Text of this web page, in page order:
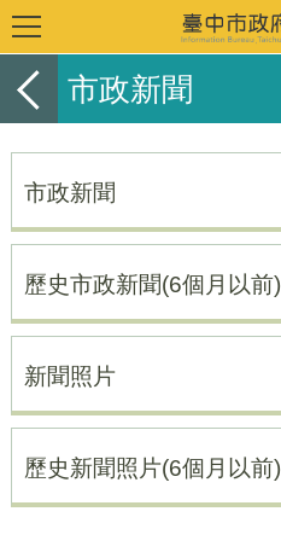
市政新聞
市政新聞
歷史市政新聞(6個月以前)
新聞照片
歷史新聞照片(6個月以前)